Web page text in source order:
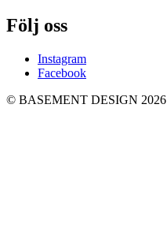
Följ oss
Instagram
Facebook
© BASEMENT DESIGN 2026